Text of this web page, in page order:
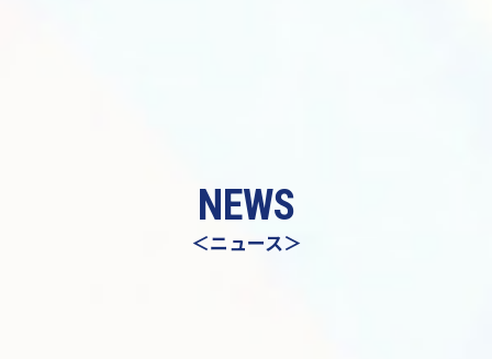
NEWS
＜ニュース＞